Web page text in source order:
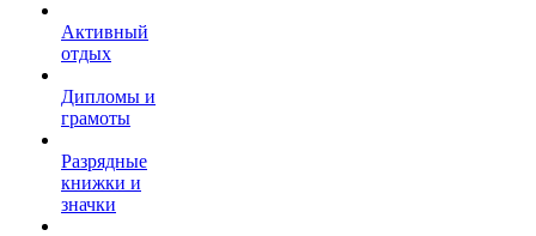
Активный
отдых
Дипломы и
грамоты
Разрядные
книжки и
значки